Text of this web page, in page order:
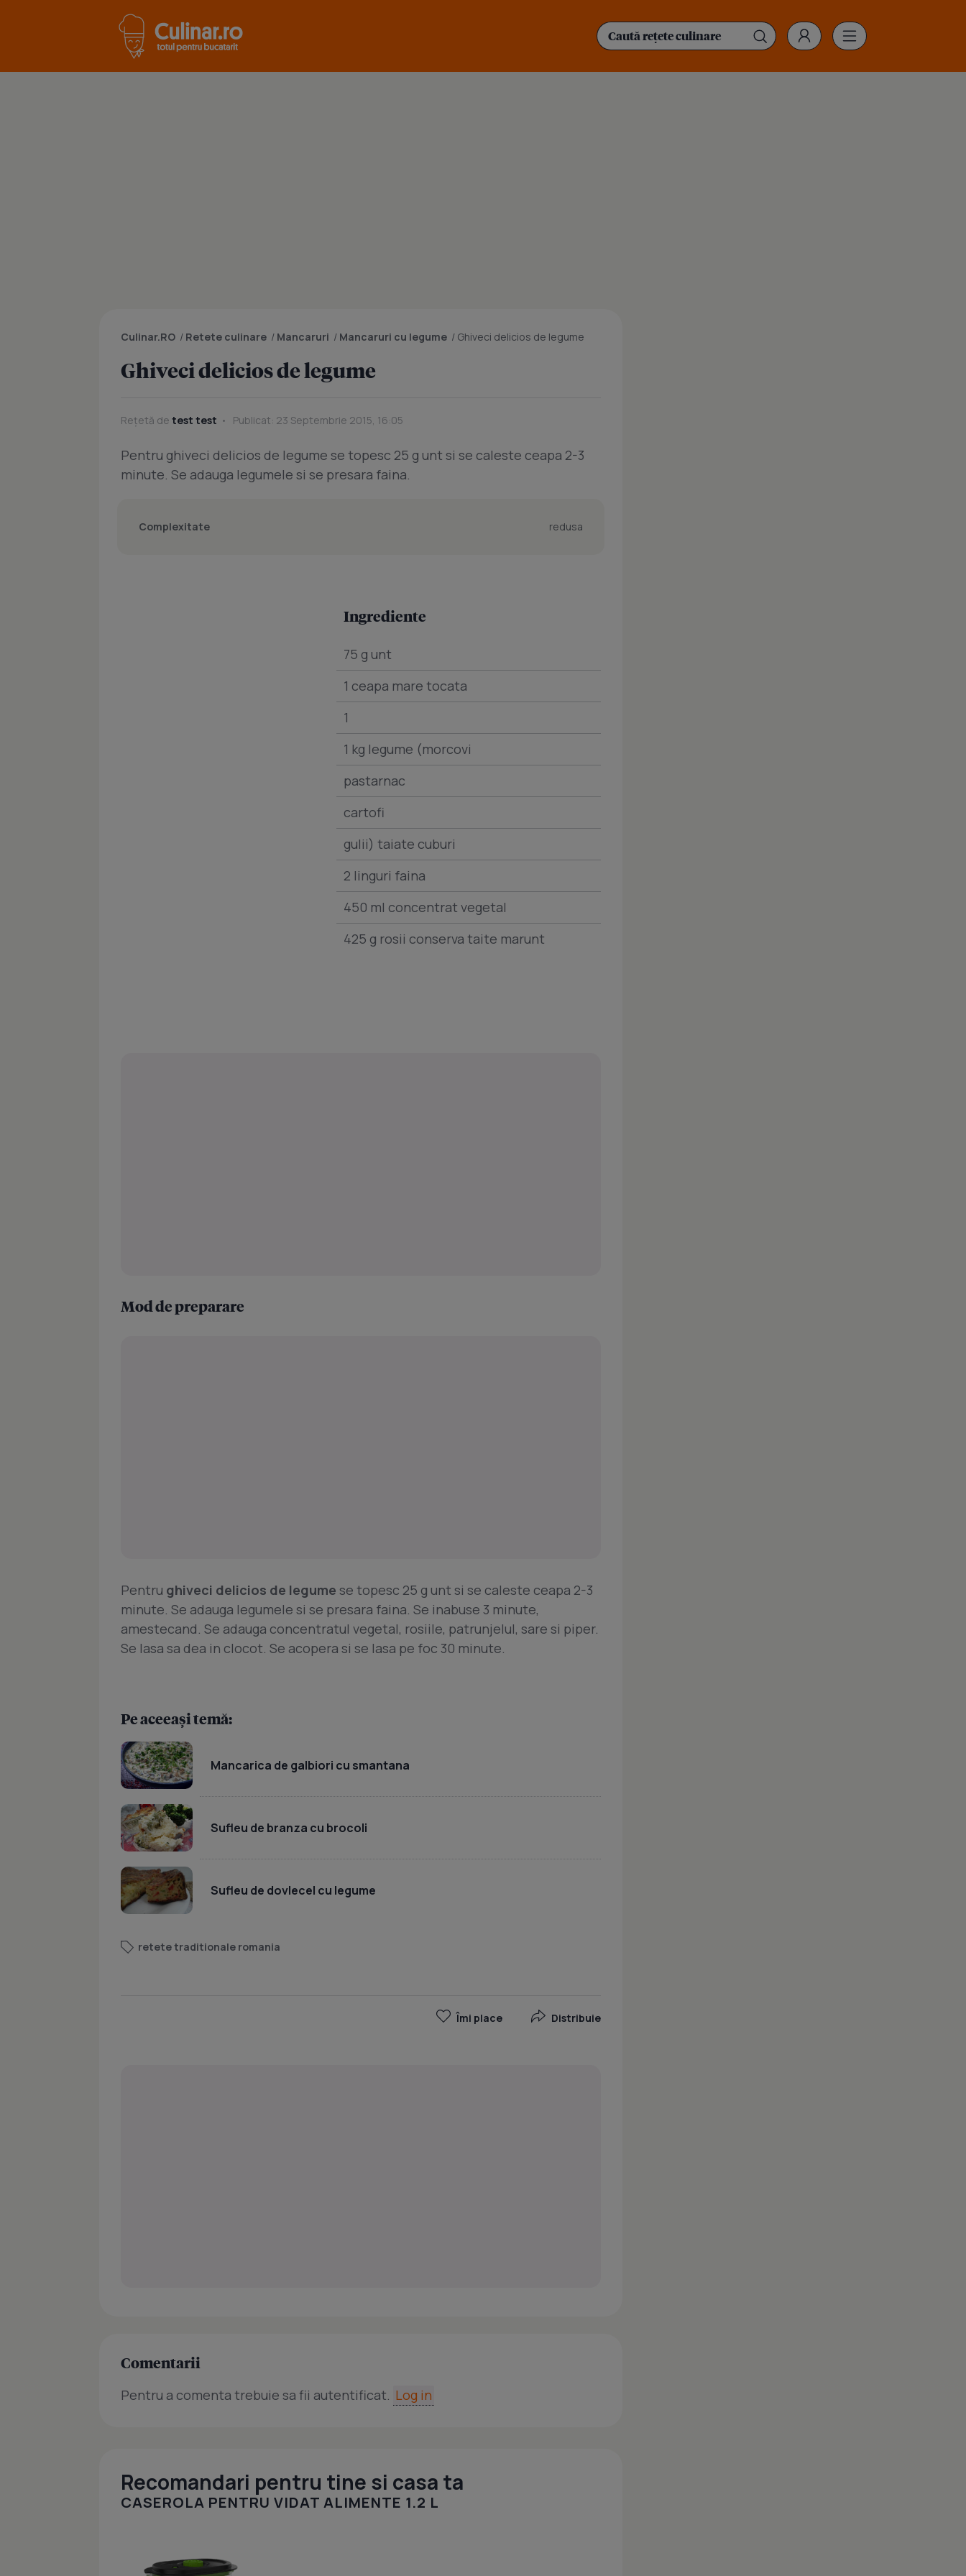
Culinar.RO / Retete culinare / Mancaruri / Mancaruri cu legume / Ghiveci delicios de legume
Ghiveci delicios de legume
Rețetă de test test Publicat: 23 Septembrie 2015, 16:05
Pentru ghiveci delicios de legume se topesc 25 g unt si se caleste ceapa 2-3
minute. Se adauga legumele si se presara faina.
Complexitate redusa
Ingrediente
75 g unt
1 ceapa mare tocata
1
1 kg legume (morcovi
pastarnac
cartofi
gulii) taiate cuburi
2 linguri faina
450 ml concentrat vegetal
425 g rosii conserva taite marunt
Mod de preparare
Pentru ghiveci delicios de legume se topesc 25 g unt si se caleste ceapa 2-3
minute. Se adauga legumele si se presara faina. Se inabuse 3 minute,
amestecand. Se adauga concentratul vegetal, rosiile, patrunjelul, sare si piper.
Se lasa sa dea in clocot. Se acopera si se lasa pe foc 30 minute.
Pe aceeași temă:
Mancarica de galbiori cu smantana
Sufleu de branza cu brocoli
Sufleu de dovlecel cu legume
retete traditionale romania
Îmi place Distribuie
Comentarii
Pentru a comenta trebuie sa fii autentificat. Log in
Recomandari pentru tine si casa ta
CASEROLA PENTRU VIDAT ALIMENTE 1.2 L